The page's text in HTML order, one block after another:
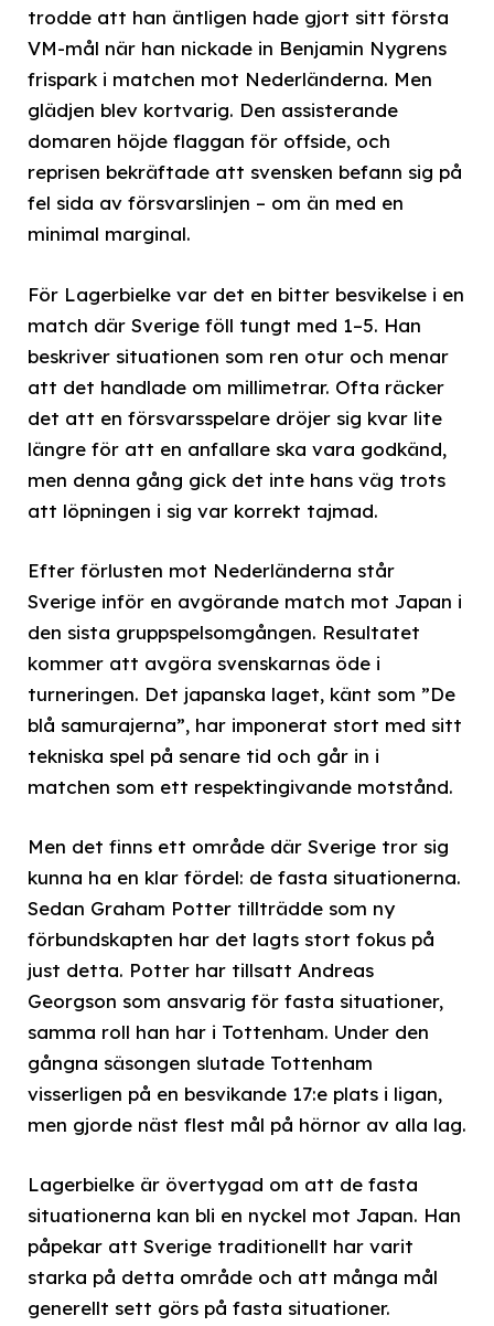
trodde att han äntligen hade gjort sitt första
VM-mål när han nickade in Benjamin Nygrens
frispark i matchen mot Nederländerna. Men
glädjen blev kortvarig. Den assisterande
domaren höjde flaggan för offside, och
reprisen bekräftade att svensken befann sig på
fel sida av försvarslinjen – om än med en
minimal marginal.
För Lagerbielke var det en bitter besvikelse i en
match där Sverige föll tungt med 1–5. Han
beskriver situationen som ren otur och menar
att det handlade om millimetrar. Ofta räcker
det att en försvarsspelare dröjer sig kvar lite
längre för att en anfallare ska vara godkänd,
men denna gång gick det inte hans väg trots
att löpningen i sig var korrekt tajmad.
Efter förlusten mot Nederländerna står
Sverige inför en avgörande match mot Japan i
den sista gruppspelsomgången. Resultatet
kommer att avgöra svenskarnas öde i
turneringen. Det japanska laget, känt som ”De
blå samurajerna”, har imponerat stort med sitt
tekniska spel på senare tid och går in i
matchen som ett respektingivande motstånd.
Men det finns ett område där Sverige tror sig
kunna ha en klar fördel: de fasta situationerna.
Sedan Graham Potter tillträdde som ny
förbundskapten har det lagts stort fokus på
just detta. Potter har tillsatt Andreas
Georgson som ansvarig för fasta situationer,
samma roll han har i Tottenham. Under den
gångna säsongen slutade Tottenham
visserligen på en besvikande 17:e plats i ligan,
men gjorde näst flest mål på hörnor av alla lag.
Lagerbielke är övertygad om att de fasta
situationerna kan bli en nyckel mot Japan. Han
påpekar att Sverige traditionellt har varit
starka på detta område och att många mål
generellt sett görs på fasta situationer.